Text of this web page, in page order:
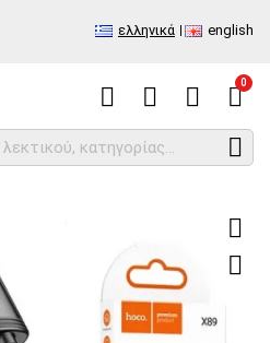
ελληνικά english
0
X89 Wind USB-A σε Lightning 8 PIN